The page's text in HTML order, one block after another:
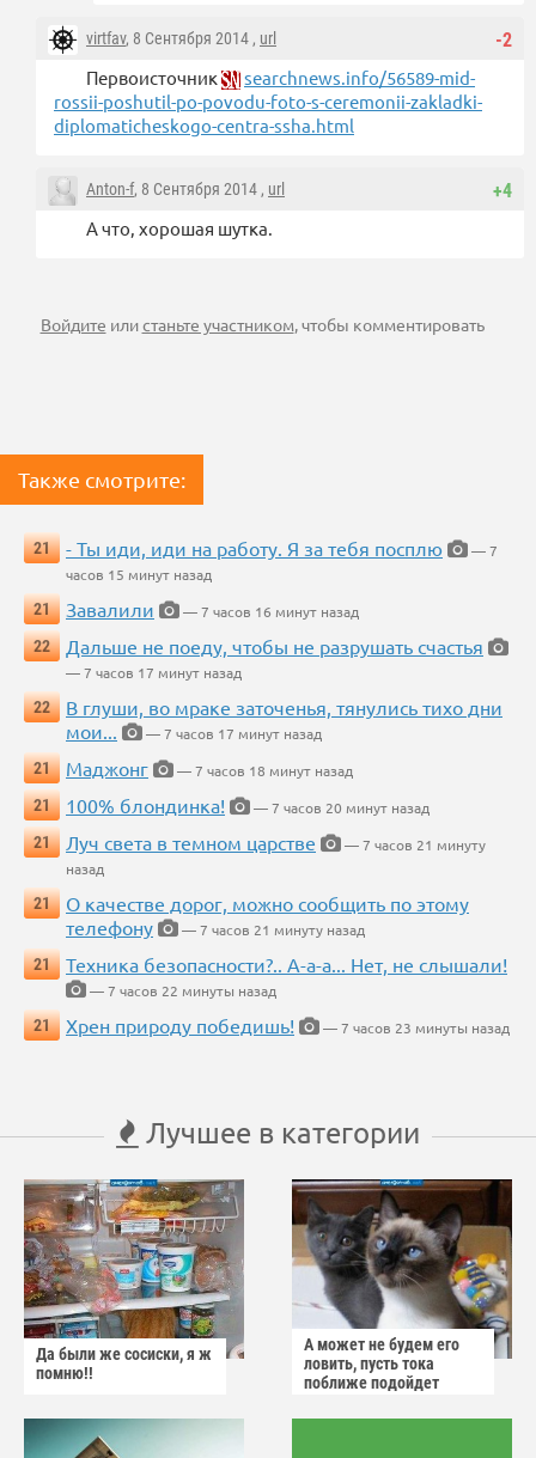
-2
virtfav, 8 Сентября 2014 , url
Первоисточник
searchnews.info/56589-mid-
rossii-poshutil-po-povodu-foto-s-ceremonii-zakladki-
diplomaticheskogo-centra-ssha.html
+4
Anton-f, 8 Сентября 2014 , url
А что, хорошая шутка.
Войдите илистаньте участником, чтобы комментировать
Также смотрите:
21 - Ты иди, иди на работу. Я за тебя посплю
— 7
часов 15 минут назад
21
Завалили
— 7 часов 16 минут назад
22
Дальше не поеду, чтобы не разрушать счастья
— 7 часов 17 минут назад
22
В глуши, во мраке заточенья, тянулись тихо дни
мои...
— 7 часов 17 минут назад
21
Маджонг
— 7 часов 18 минут назад
21
100% блондинка!
— 7 часов 20 минут назад
21
Луч света в темном царстве
— 7 часов 21 минуту
назад
21
О качестве дорог, можно сообщить по этому
телефону
— 7 часов 21 минуту назад
21
Техника безопасности?.. А-а-а... Нет, не слышали!
— 7 часов 22 минуты назад
21
Хрен природу победишь! — 7 часов 23 минуты назад
Лучшее в категории
Да были же сосиски, я ж
помню!!
А может не будем его
ловить, пусть тока
поближе подойдет